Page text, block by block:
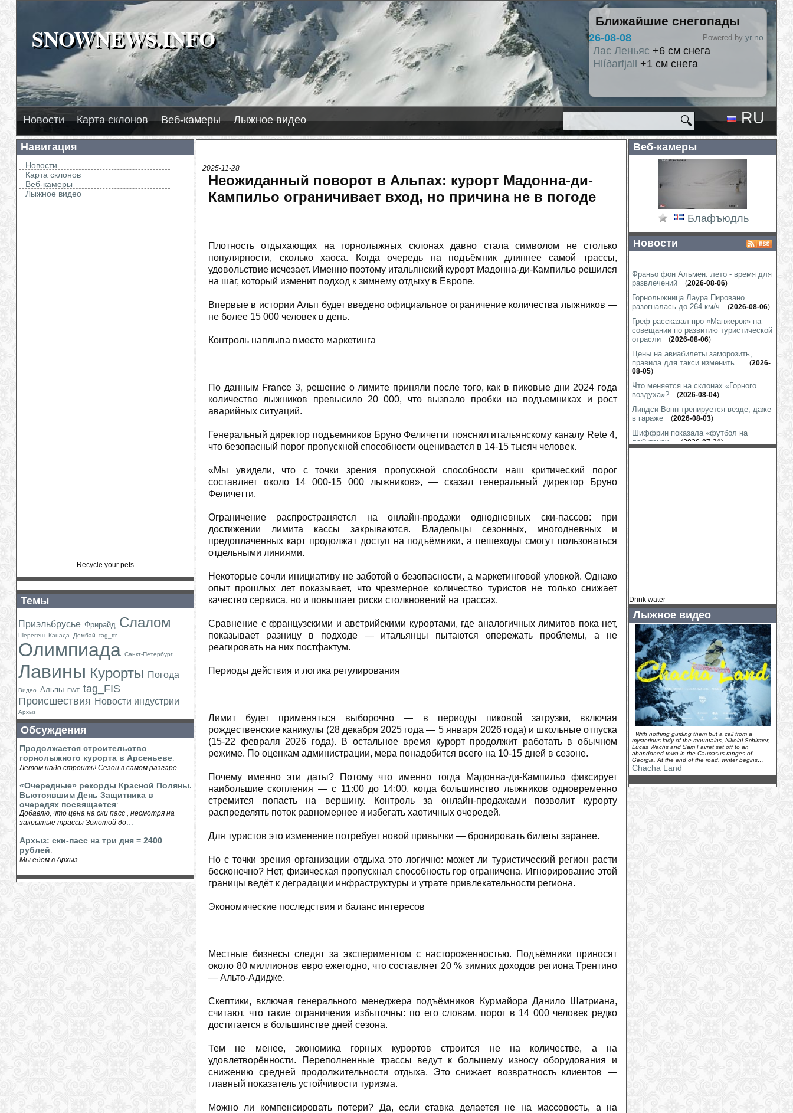
SNOWNEWS.INFO
SNOWNEWS.INFO
Ближайшие снегопады
Powered by yr.no
2026-08-08
Лас Леньяс
+6 см снега
Hlíðarfjall+1 см снега
2026-08-09
Hlíðarfjall+3 см снега
Церматт+1 см снега
Новости Карта склонов Веб-камеры Лыжное видео RU
🔍
Навигация
Новости
Карта склонов
Веб-камеры
Лыжное видео
Recycle your pets
Темы
Приэльбрусье Фрирайд Слалом
Шерегеш Канада Домбай tag_ttr
Олимпиада Санкт-Петербург
Лавины Курорты Погода
Видео Альпы FWT tag_FIS
Происшествия Новости индустрии
Архыз
Обсуждения
Продолжается строительство
горнолыжного курорта в Арсеньеве:
Летом надо строить! Сезон в самом разгаре...
«Очередные» рекорды Красной Поляны.
Выстоявшим День Защитника в
очередях посвящается:
Добавлю, что цена на ски пасс , несмотря на
закрытые трассы Золотой до
Архыз: ски-пасс на три дня = 2400
рублей:
Мы едем в Архыз
2025-11-28
Неожиданный поворот в Альпах: курорт Мадонна-ди-
Кампильо ограничивает вход, но причина не в погоде
Плотность отдыхающих на горнолыжных склонах давно стала символом не столько
популярности, сколько хаоса. Когда очередь на подъёмник длиннее самой трассы,
удовольствие исчезает. Именно поэтому итальянский курорт Мадонна-ди-Кампильо решился
на шаг, который изменит подход к зимнему отдыху в Европе.
Впервые в истории Альп будет введено официальное ограничение количества лыжников —
не более 15 000 человек в день.
Контроль наплыва вместо маркетинга
По данным France 3, решение о лимите приняли после того, как в пиковые дни 2024 года
количество лыжников превысило 20 000, что вызвало пробки на подъемниках и рост
аварийных ситуаций.
Генеральный директор подъемников Бруно Феличетти пояснил итальянскому каналу Rete 4,
что безопасный порог пропускной способности оценивается в 14-15 тысяч человек.
«Мы увидели, что с точки зрения пропускной способности наш критический порог
составляет около 14 000-15 000 лыжников», — сказал генеральный директор Бруно
Феличетти.
Ограничение распространяется на онлайн-продажи однодневных ски-пассов: при
достижении лимита кассы закрываются. Владельцы сезонных, многодневных и
предоплаченных карт продолжат доступ на подъёмники, а пешеходы смогут пользоваться
отдельными линиями.
Некоторые сочли инициативу не заботой о безопасности, а маркетинговой уловкой. Однако
опыт прошлых лет показывает, что чрезмерное количество туристов не только снижает
качество сервиса, но и повышает риски столкновений на трассах.
Сравнение с французскими и австрийскими курортами, где аналогичных лимитов пока нет,
показывает разницу в подходе — итальянцы пытаются опережать проблемы, а не
реагировать на них постфактум.
Периоды действия и логика регулирования
Лимит будет применяться выборочно — в периоды пиковой загрузки, включая
рождественские каникулы (28 декабря 2025 года — 5 января 2026 года) и школьные отпуска
(15-22 февраля 2026 года). В остальное время курорт продолжит работать в обычном
режиме. По оценкам администрации, мера понадобится всего на 10-15 дней в сезоне.
Почему именно эти даты? Потому что именно тогда Мадонна-ди-Кампильо фиксирует
наибольшие скопления — с 11:00 до 14:00, когда большинство лыжников одновременно
стремится попасть на вершину. Контроль за онлайн-продажами позволит курорту
распределять поток равномернее и избегать хаотичных очередей.
Для туристов это изменение потребует новой привычки — бронировать билеты заранее.
Но с точки зрения организации отдыха это логично: может ли туристический регион расти
бесконечно? Нет, физическая пропускная способность гор ограничена. Игнорирование этой
границы ведёт к деградации инфраструктуры и утрате привлекательности региона.
Экономические последствия и баланс интересов
Местные бизнесы следят за экспериментом с настороженностью. Подъёмники приносят
около 80 миллионов евро ежегодно, что составляет 20 % зимних доходов региона Трентино
— Альто-Адидже.
Скептики, включая генерального менеджера подъёмников Курмайора Данило Шатриана,
считают, что такие ограничения избыточны: по его словам, порог в 14 000 человек редко
достигается в большинстве дней сезона.
Тем не менее, экономика горных курортов строится не на количестве, а на
удовлетворённости. Переполненные трассы ведут к большему износу оборудования и
снижению средней продолжительности отдыха. Это снижает возвратность клиентов —
главный показатель устойчивости туризма.
Можно ли компенсировать потери? Да, если ставка делается не на массовость, а на
Веб-камеры
Блафъюдль
Новости
Франьо фон Альмен: лето - время для
развлечений
(2026-08-06)
Горнолыжница Лаура Пировано
разогналась до 264 км/ч
(2026-08-06)
Греф рассказал про «Манжерок» на
совещании по развитию туристической
отрасли
(2026-08-06)
Цены на авиабилеты заморозить,
правила для такси изменить...
(2026-
08-05)
Что меняется на склонах «Горного
воздуха»?
(2026-08-04)
Линдси Вонн тренируется везде, даже
в гараже
(2026-08-03)
Шиффрин показала «футбол на
лабутенах»(2026-07-31)
У Хенрика Кристофферсена родилась
дочь(2026-07-29)
Камиль Раст - новый амбассадор
Ducati Switzerland(2026-07-29)
У горнолыжного комплекса «Логойск»
появился новый владелец...(2026-07-
29)
Венди Холденер: «Мы ценим каждую
минуту, которую можем провести
вместе»(2026-07-28
На зимнем курорте Грузии Гудаури
канатные дороги заменят на
подъемники(2026-07-28 )
Жаклин Уайлз: неожиданное
предложение во время похода(2026-
07-27)
Дэйв Райдинг продолжит карьеру в
новой функции
На горнолыжном курорт Витоша в
Болгарии появятся новые подъемники
2026-07-27
Марко Одерматт получил деревянный
Горные лыжи против сноуборда: одно
проще освоить, другое — довести до
совершенства
(
Российский альпинист впервые
успешно подал иск к экспедиционной
компании и гиду в Непале (
Три гиганта определяют рынок
горнолыжного снаряжения
(
2026-07-
Два альпиниста погибли в
«кулуаре смерти» на Монблане
2026-07-24
Юлия Шайб пройдет специальную
скоростную подготовку
2026-07-24
Макс Франц: возвращение зависит от
одной вещи
( 2026-07-24
Как развивается ГЛК «Хехцир»?
2026-07-23
Комитет ЮНЕСКО вновь потребовал
остановить стройку на плато Лагонаки
(
Drink water
Лыжное видео
With nothing guiding them but a call from a
mysterious lady of the mountains, Nikolai Schirmer,
Lucas Wachs and Sam Favret set off to an
abandoned town in the Caucasus ranges of
Georgia. At the end of the road, winter begins…
Chacha Land